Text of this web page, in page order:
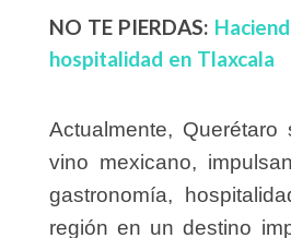
NO TE PIERDAS:
hospitalidad en Tlaxcala
Actualmente,
vino mexicano,
gastronomía,
región en un destino